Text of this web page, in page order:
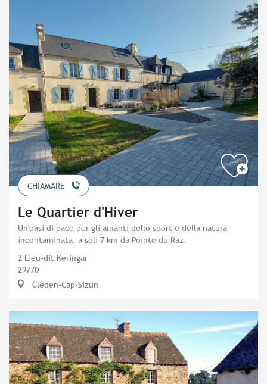
CHIAMARE
Le Quartier d'Hiver
Un'oasi di pace per gli amanti dello sport e della natura
incontaminata, a soli 7 km da Pointe du Raz.
2 Lieu-dit Keringar
29770
Cléden-Cap-Sizun